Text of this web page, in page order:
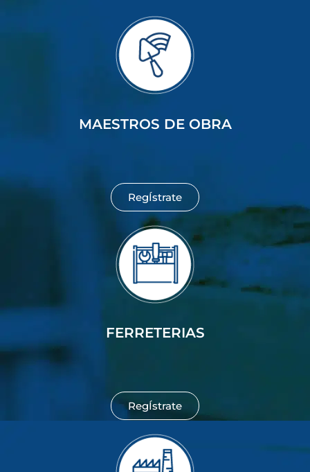
MAESTROS DE OBRA
RegÍstrate
FERRETERIAS
RegÍstrate